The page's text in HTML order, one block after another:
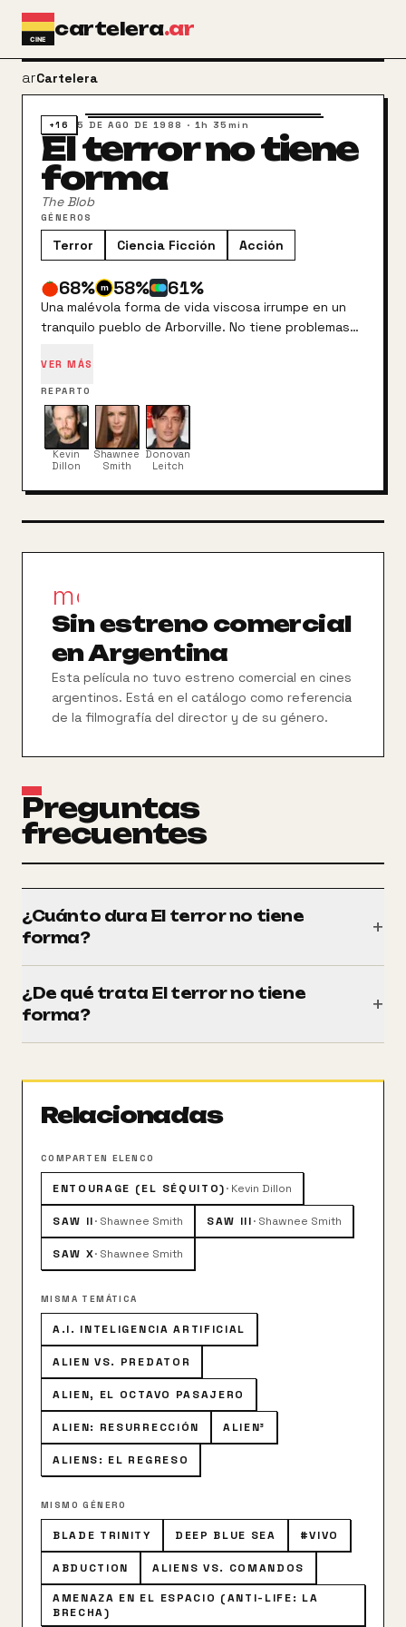
Ir al contenido principal
cartelera.ar
arrow_back
Cartelera
+16 5 DE AGO DE 1988 · 1h 35min
El terror no tiene
forma
The Blob
GÉNEROS
Terror Ciencia Ficción Acción
68% 58% 61%
Una malévola forma de vida viscosa irrumpe en un
tranquilo pueblo de Arborville. No tiene problemas
hacer una cosa, pero es todo un experto en ello:
comerse todo lo que se mueve, hombres, mujeres o
niños.
VER MÁS
REPARTO
Kevin
Dillon
Shawnee
Smith
Donovan
Leitch
movie_filter
Sin estreno comercial
en Argentina
Esta película no tuvo estreno comercial en cines
argentinos. Está en el catálogo como referencia
de la filmografía del director y de su género.
Preguntas
frecuentes
¿Cuánto dura El terror no tiene
forma?
+
¿De qué trata El terror no tiene
forma?
+
una cosa, pero es todo un experto en ello: comerse
Relacionadas
COMPARTEN ELENCO
ENTOURAGE (EL SÉQUITO)· Kevin Dillon
SAW II· Shawnee Smith SAW III· Shawnee Smith
SAW X· Shawnee Smith
MISMA TEMÁTICA
A.I. INTELIGENCIA ARTIFICIAL
ALIEN VS. PREDATOR
ALIEN, EL OCTAVO PASAJERO
ALIEN: RESURRECCIÓN ALIEN³
ALIENS: EL REGRESO
MISMO GÉNERO
BLADE TRINITY DEEP BLUE SEA #VIVO
ABDUCTION ALIENS VS. COMANDOS
AMENAZA EN EL ESPACIO (ANTI-LIFE: LA
BRECHA)